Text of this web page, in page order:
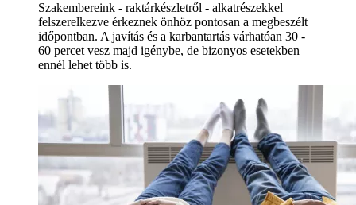
Szakembereink - raktárkészletről - alkatrészekkel
felszerelkezve érkeznek önhöz pontosan a megbeszélt
időpontban. A javítás és a karbantartás várhatóan 30 -
60 percet vesz majd igénybe, de bizonyos esetekben
ennél lehet több is.